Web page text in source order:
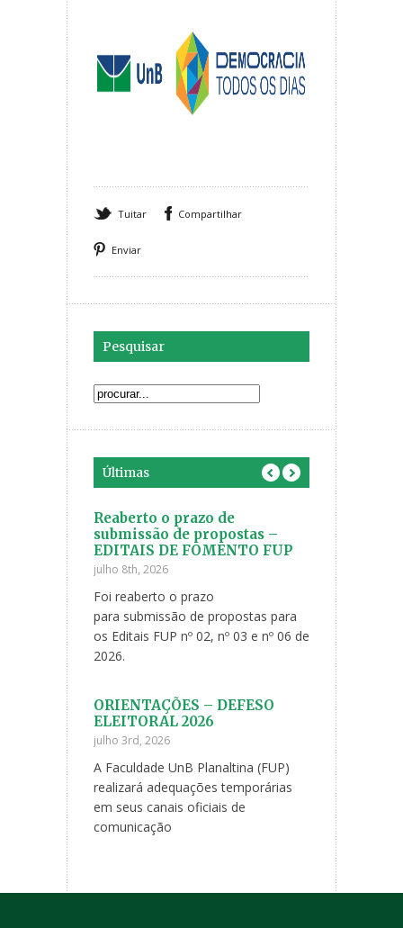
Tuitar Compartilhar
Enviar
Pesquisar
Últimas
vindas
feira, 5 de
uma
UnB
Vindas
Reaberto o prazo de
submissão de propostas –
EDITAIS DE FOMENTO FUP
julho 8th, 2026
Foi reaberto o prazo
para submissão de propostas para
os Editais FUP nº 02, nº 03 e nº 06 de
2026.
ORIENTAÇÕES – DEFESO
ELEITORAL 2026
julho 3rd, 2026
A Faculdade UnB Planaltina (FUP)
realizará adequações temporárias
em seus canais oficiais de
comunicação
Você faz
20 anos da
Planaltina
maio 8th, 2026
Com muita
divulgamos a
de
Mostra de
pesquisa e
anos!
maio 1st, 2026
Participe da
ensino,
20 anos!